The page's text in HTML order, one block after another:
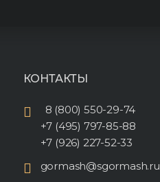
КОНТАКТЫ
8 (800) 550-29-74
+7 (495) 797-85-88
+7 (926) 227-52-33
gormash@sgormash.ru